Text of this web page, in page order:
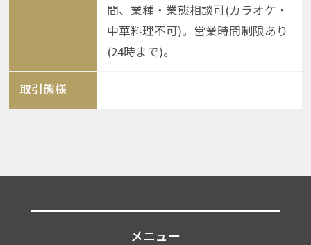
間、業種・業態相談可(カラオケ・
中華料理不可)。営業時間制限あり
(24時まで)。
取引態様
メニュー